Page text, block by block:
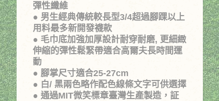
彈性纖維
● 男生經典傳統較長型3/4超過腳踝以上
用料最多新開發襪款
● 毛巾底加強加厚設計耐穿耐磨, 更細緻
伸縮的彈性鬆緊帶適合高爾夫長時間運
動
● 腳掌尺寸適合25-27cm
● 白/ 黑兩色略作配色線條文字可供選擇
● 通過MIT微笑標章臺灣生產製造，証